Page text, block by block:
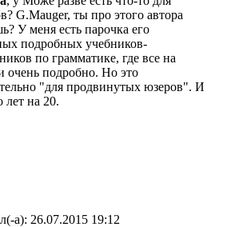
G.Mauger, ты про этого автора
У меня есть парочка его
подробных учебников-
по грамматике, где все на
очень подробно. Но это
"для продвинутых юзеров". И
лет на 20.
а): 26.07.2015 19:12